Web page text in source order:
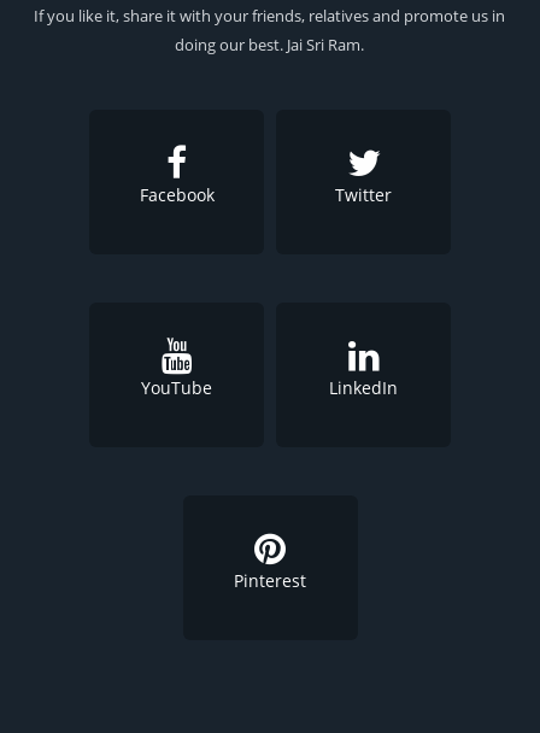
If you like it, share it with your friends, relatives and promote us in
doing our best. Jai Sri Ram.
Facebook Twitter
YouTube LinkedIn
Pinterest